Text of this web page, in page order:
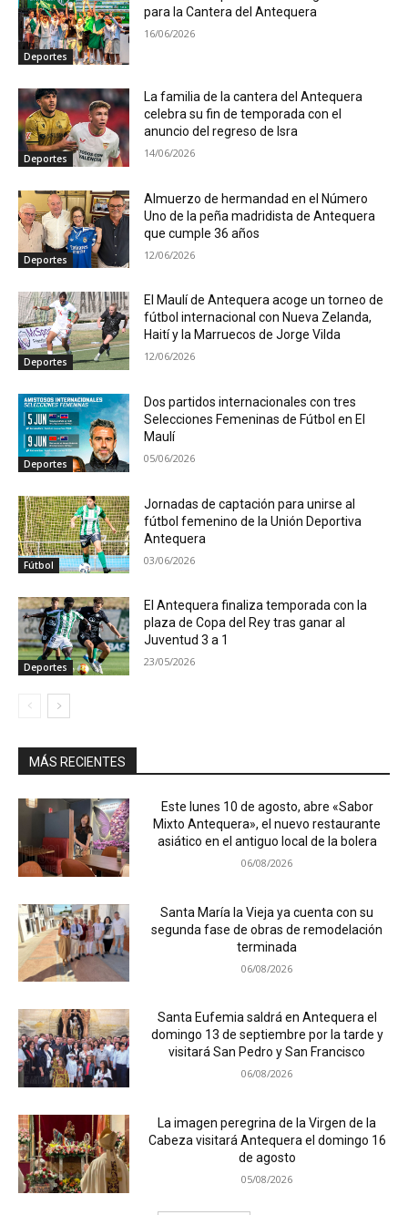
Deportes
para la Cantera del Antequera
16/06/2026
Deportes
La familia de la cantera del Antequera
celebra su fin de temporada con el
anuncio del regreso de Isra
14/06/2026
Deportes
Almuerzo de hermandad en el Número
Uno de la peña madridista de Antequera
que cumple 36 años
12/06/2026
Deportes
El Maulí de Antequera acoge un torneo de
fútbol internacional con Nueva Zelanda,
Haití y la Marruecos de Jorge Vilda
12/06/2026
Deportes
Dos partidos internacionales con tres
Selecciones Femeninas de Fútbol en El
Maulí
05/06/2026
Fútbol
Jornadas de captación para unirse al
fútbol femenino de la Unión Deportiva
Antequera
03/06/2026
Deportes
El Antequera finaliza temporada con la
plaza de Copa del Rey tras ganar al
Juventud 3 a 1
23/05/2026
MÁS RECIENTES
Este lunes 10 de agosto, abre «Sabor
Mixto Antequera», el nuevo restaurante
asiático en el antiguo local de la bolera
06/08/2026
Santa María la Vieja ya cuenta con su
segunda fase de obras de remodelación
terminada
06/08/2026
Santa Eufemia saldrá en Antequera el
domingo 13 de septiembre por la tarde y
visitará San Pedro y San Francisco
06/08/2026
La imagen peregrina de la Virgen de la
Cabeza visitará Antequera el domingo 16
de agosto
05/08/2026